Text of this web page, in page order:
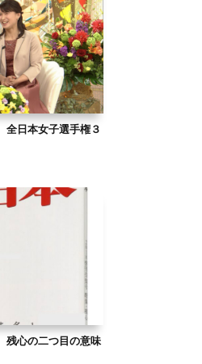
全日本女子選手権３
心の二つ目の意味